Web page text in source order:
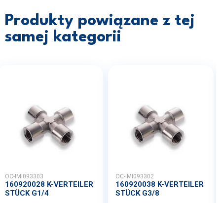
Produkty powiązane z tej
samej kategorii
OC-IMI093303
160920028 K-VERTEILER
STÜCK G1/4
OC-IMI093302
160920038 K-VERTEILER
STÜCK G3/8